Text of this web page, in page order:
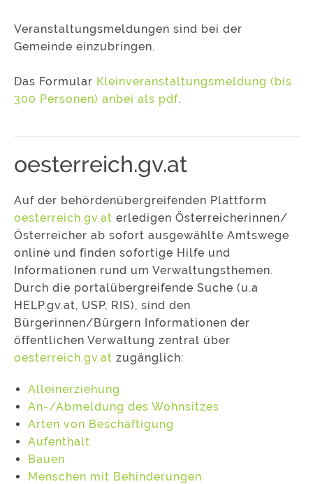
Veranstaltungsmeldungen sind bei der
Gemeinde einzubringen.
Das Formular Kleinveranstaltungsmeldung (bis
300 Personen) anbei als pdf.
oesterreich.gv.at
Auf der behördenübergreifenden Plattform
oesterreich.gv.at erledigen Österreicherinnen/
Österreicher ab sofort ausgewählte Amtswege
online und finden sofortige Hilfe und
Informationen rund um Verwaltungsthemen.
Durch die portalübergreifende Suche (u.a
HELP.gv.at, USP, RIS), sind den
Bürgerinnen/Bürgern Informationen der
öffentlichen Verwaltung zentral über
oesterreich.gv.at zugänglich:
Alleinerziehung
An-/Abmeldung des Wohnsitzes
Arten von Beschäftigung
Aufenthalt
Bauen
Menschen mit Behinderungen